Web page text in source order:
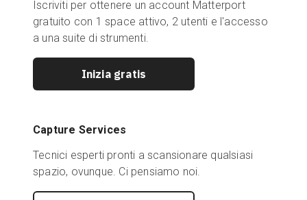
Contattaci
Accedi
Vendite:+39 02 87045024
Iscriviti per ottenere un account Matterport
gratuito con 1 space attivo, 2 utenti e l'accesso
a una suite di strumenti.
Inizia gratis
Capture Services
Tecnici esperti pronti a scansionare qualsiasi
spazio, ovunque. Ci pensiamo noi.